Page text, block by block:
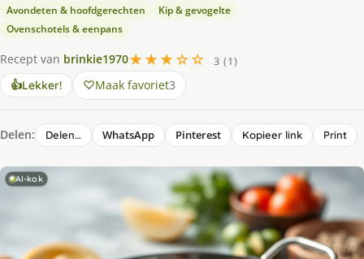
Avondeten & hoofdgerechten
Kip & gevogelte
Ovenschotels & eenpans
Recept van brinkie1970★★★☆☆
3 (1)
👍Lekker! Maak favoriet3
Delen: Delen… WhatsApp Pinterest Kopieer link Print
AI-kok